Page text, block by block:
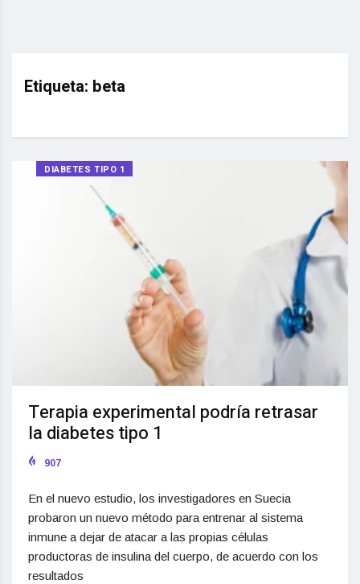
Etiqueta: beta
DIABETES TIPO 1
Terapia experimental podría retrasar
la diabetes tipo 1
907
En el nuevo estudio, los investigadores en Suecia
probaron un nuevo método para entrenar al sistema
inmune a dejar de atacar a las propias células
productoras de insulina del cuerpo, de acuerdo con los
resultados